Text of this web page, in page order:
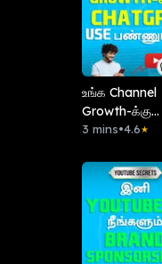
உங்க Channel
Growth-க்கு
ChatGPT Use
3 mins•4.6★